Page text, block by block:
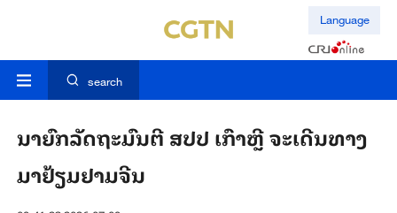
Language
search
ນາ​ຍົກ​ລັດ​ຖະ​ມົນ​ຕີ ສ​ປ​ປ ເກົາຫຼີ ຈະ​ເດີນ​ທາງ​
ມາ​ຢ້ຽມ​ຢາມ​ຈີນ